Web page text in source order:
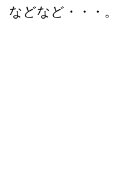
などなど・・・。